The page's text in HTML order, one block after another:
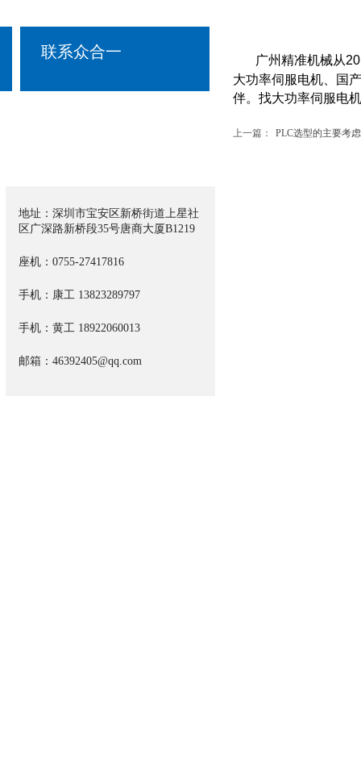
广州精准机械从
大功率伺服电机、国
伴。找大功率伺服电
上一篇： PLC选型的主要考
联系众合一
地址：深圳市宝安区新桥街道上星社
区广深路新桥段35号唐商大厦B1219
座机：0755-27417816
手机：康工 13823289797​
手机：黄工 18922060013
邮箱：46392405@qq.com